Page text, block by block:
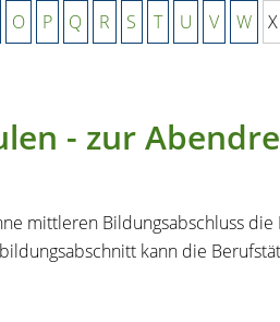
O P Q R S T U V W X
- zur
mittleren Bildungsabschluss
kann die